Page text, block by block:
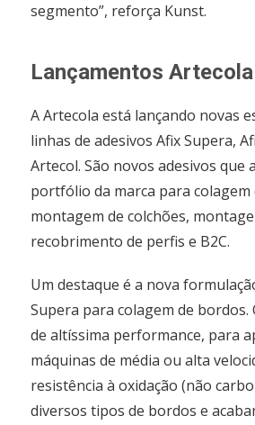
segmento”, reforça Kunst.
Lançamentos Artecola
A Artecola está lançando novas
linhas de adesivos Afix Supera,
Artecol. São novos adesivos que
portfólio da marca para colagem
montagem de colchões,
recobrimento de perfis e B2C.
Um destaque é a nova
Supera para colagem de bordos.
de altíssima performance, para
máquinas de média ou alta
resistência à oxidação (não
diversos tipos de bordos e